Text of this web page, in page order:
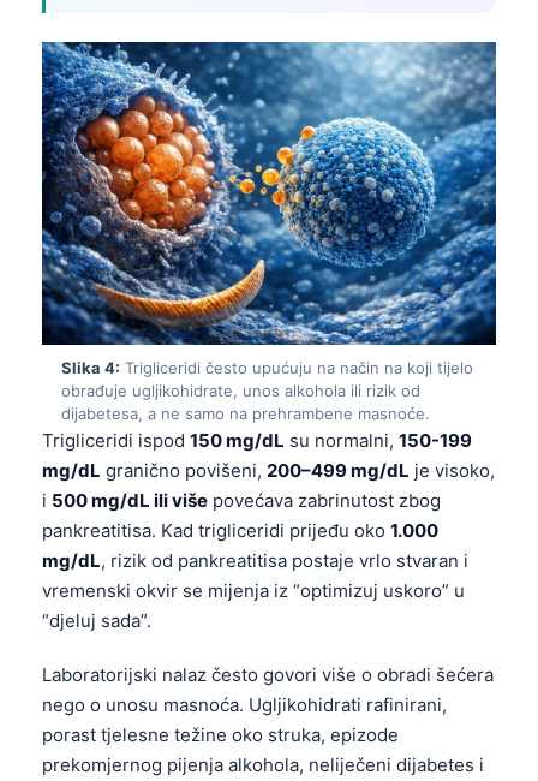
Slika 4: Trigliceridi često upućuju na način na koji tijelo
obrađuje ugljikohidrate, unos alkohola ili rizik od
dijabetesa, a ne samo na prehrambene masnoće.
Trigliceridi ispod 150 mg/dL su normalni, 150-199
mg/dL granično povišeni, 200–499 mg/dL je visoko,
i 500 mg/dL ili više povećava zabrinutost zbog
pankreatitisa. Kad trigliceridi prijeđu oko 1.000
mg/dL, rizik od pankreatitisa postaje vrlo stvaran i
vremenski okvir se mijenja iz “optimizuj uskoro” u
“djeluj sada”.
Laboratorijski nalaz često govori više o obradi šećera
nego o unosu masnoća. Ugljikohidrati rafinirani,
porast tjelesne težine oko struka, epizode
prekomjernog pijenja alkohola, neliječeni dijabetes i